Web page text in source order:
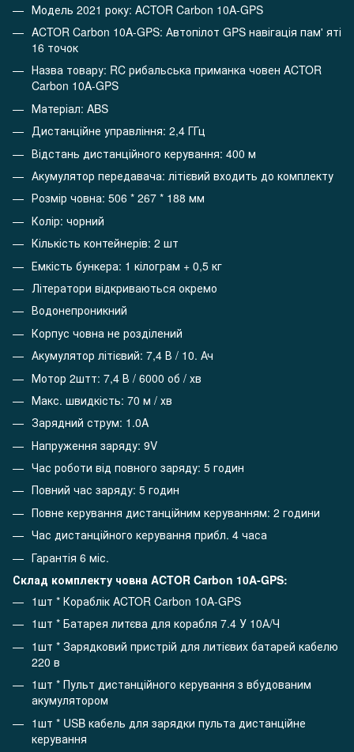
Модель 2021 року: ACTOR Carbon 10A-GPS
ACTOR Carbon 10A-GPS: Автопілот GPS навігація пам' яті
16 точок
Назва товару: RC рибальська приманка човен ACTOR
Carbon 10A-GPS
Матеріал: ABS
Дистанційне управління: 2,4 ГГц
Відстань дистанційного керування: 400 м
Акумулятор передавача: літієвий входить до комплекту
Розмір човна: 506 * 267 * 188 мм
Колір: чорний
Кількість контейнерів: 2 шт
Емкість бункера: 1 кілограм + 0,5 кг
Літератори відкриваються окремо
Водонепроникний
Корпус човна не розділений
Акумулятор літієвий: 7,4 В / 10. Ач
Мотор 2штт: 7,4 В / 6000 об / хв
Макс. швидкість: 70 м / хв
Зарядний струм: 1.0A
Напруження заряду: 9V
Час роботи від повного заряду: 5 годин
Повний час заряду: 5 годин
Повне керування дистанційним керуванням: 2 години
Час дистанційного керування прибл. 4 часа
Гарантія 6 міс.
Склад комплекту човна ACTOR Carbon 10A-GPS:
1шт * Кораблік ACTOR Carbon 10A-GPS
1шт * Батарея литєва для корабля 7.4 У 10А/Ч
1шт * Зарядковий пристрій для литієвих батарей кабелю
220 в
1шт * Пульт дистанційного керування з вбудованим
акумулятором
1шт * USB кабель для зарядки пульта дистанційне
керування